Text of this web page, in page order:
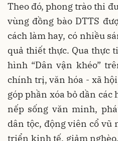
Theo đó, phong trào thi
vùng đồng bào DTTS
cách làm hay, có nhiều
quả thiết thực. Qua thực
hình “Dân vận khéo”
chính trị, văn hóa - xã
góp phần xóa bỏ dần các
nếp sống văn minh,
dân tộc, động viên cổ vũ
triển kinh tế, giảm